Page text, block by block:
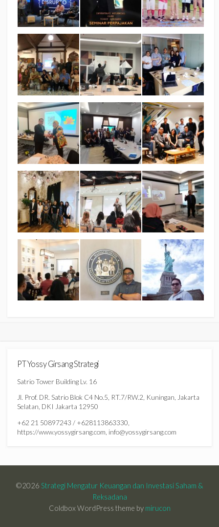
PT Yossy Girsang Strategi
Satrio Tower Building Lv. 16
Jl. Prof. DR. Satrio Blok C4 No.5, RT.7/RW.2, Kuningan, Jakarta
Selatan, DKI Jakarta 12950
+62 21 50897243 / +628113863330,
https://www.yossygirsang.com, info@yossygirsang.com
©2026 Strategi Mengatur Keuangan dan Investasi Saham &
Reksadana
Coldbox WordPress theme by mirucon